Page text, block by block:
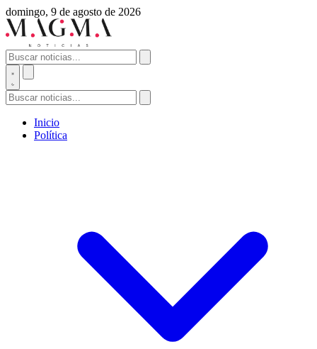
domingo, 9 de agosto de 2026
Inicio
Política